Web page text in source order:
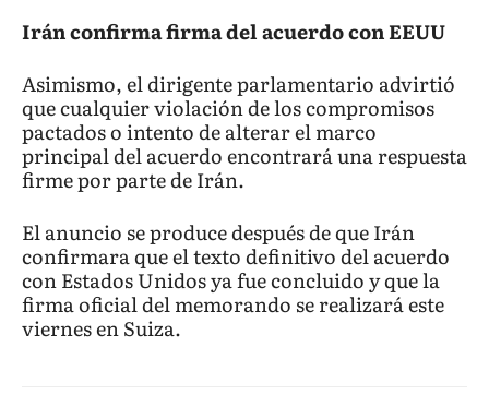
Irán confirma firma del acuerdo con EEUU
Asimismo, el dirigente parlamentario advirtió
que cualquier violación de los compromisos
pactados o intento de alterar el marco
principal del acuerdo encontrará una respuesta
firme por parte de Irán.
El anuncio se produce después de que Irán
confirmara que el texto definitivo del acuerdo
con Estados Unidos ya fue concluido y que la
firma oficial del memorando se realizará este
viernes en Suiza.